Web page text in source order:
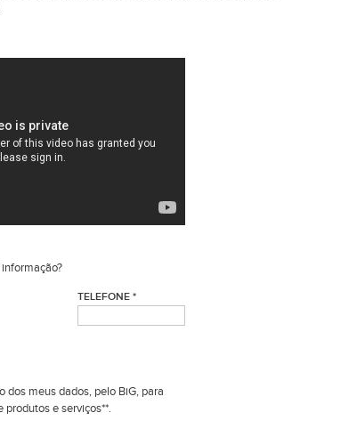
TELEFONE *
dos meus dados, pelo BiG, para
e serviços**.